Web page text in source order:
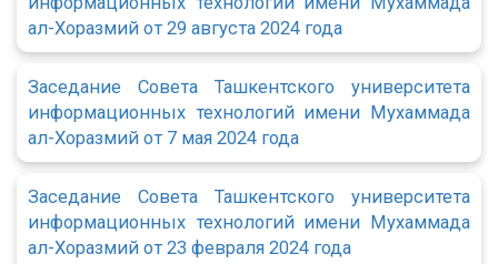
ал-Хоразмий от 29 августа 2024 года
Заседание Совета Ташкентского университета
информационных технологий имени Мухаммада
ал-Хоразмий от 7 мая 2024 года
Заседание Совета Ташкентского университета
информационных технологий имени Мухаммада
ал-Хоразмий от 23 февраля 2024 года